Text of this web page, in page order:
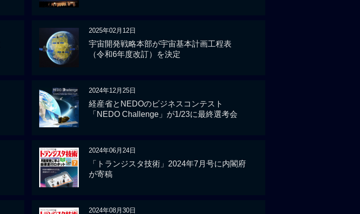
2025年02月12日
宇宙開発戦略本部が宇宙基本計画工程表
（令和6年度改訂）を決定
2024年12月25日
経産省とNEDOのビジネスコンテスト
「NEDO Challenge」が1/23に最終選考会
2024年06月24日
「トランジスタ技術」2024年7月号に内閣府
が寄稿
2024年08月30日